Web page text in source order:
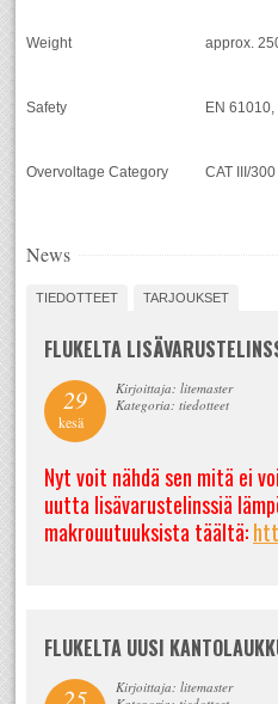
Weight approx.
Safety EN
Overvoltage Category CAT III/
News
TIEDOTTEET TARJOUKSET
FLUKELTA
29
kesä
Kirjoittaja: litemaster
Kategoria: tiedotteet
Nyt voit nähdä sen mitä ei
uutta lisävarustelinssiä
makrouutuuksista täältä:
FLUKELTA UUSI
Kirjoittaja: litemaster